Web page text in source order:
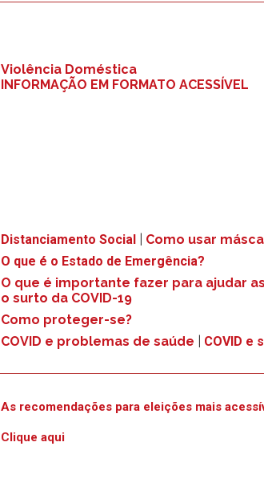
Violência Doméstica
INFORMAÇÃO EM FORMATO ACESSÍVEL
Distanciamento Social
Como usar
O que é o Estado de Emergência?
O que é importante fazer para ajudar
o surto da COVID-19
Como proteger-se?
COVID e problemas de saúde
COVID e
As recomendações para eleições mais
Clique aqui